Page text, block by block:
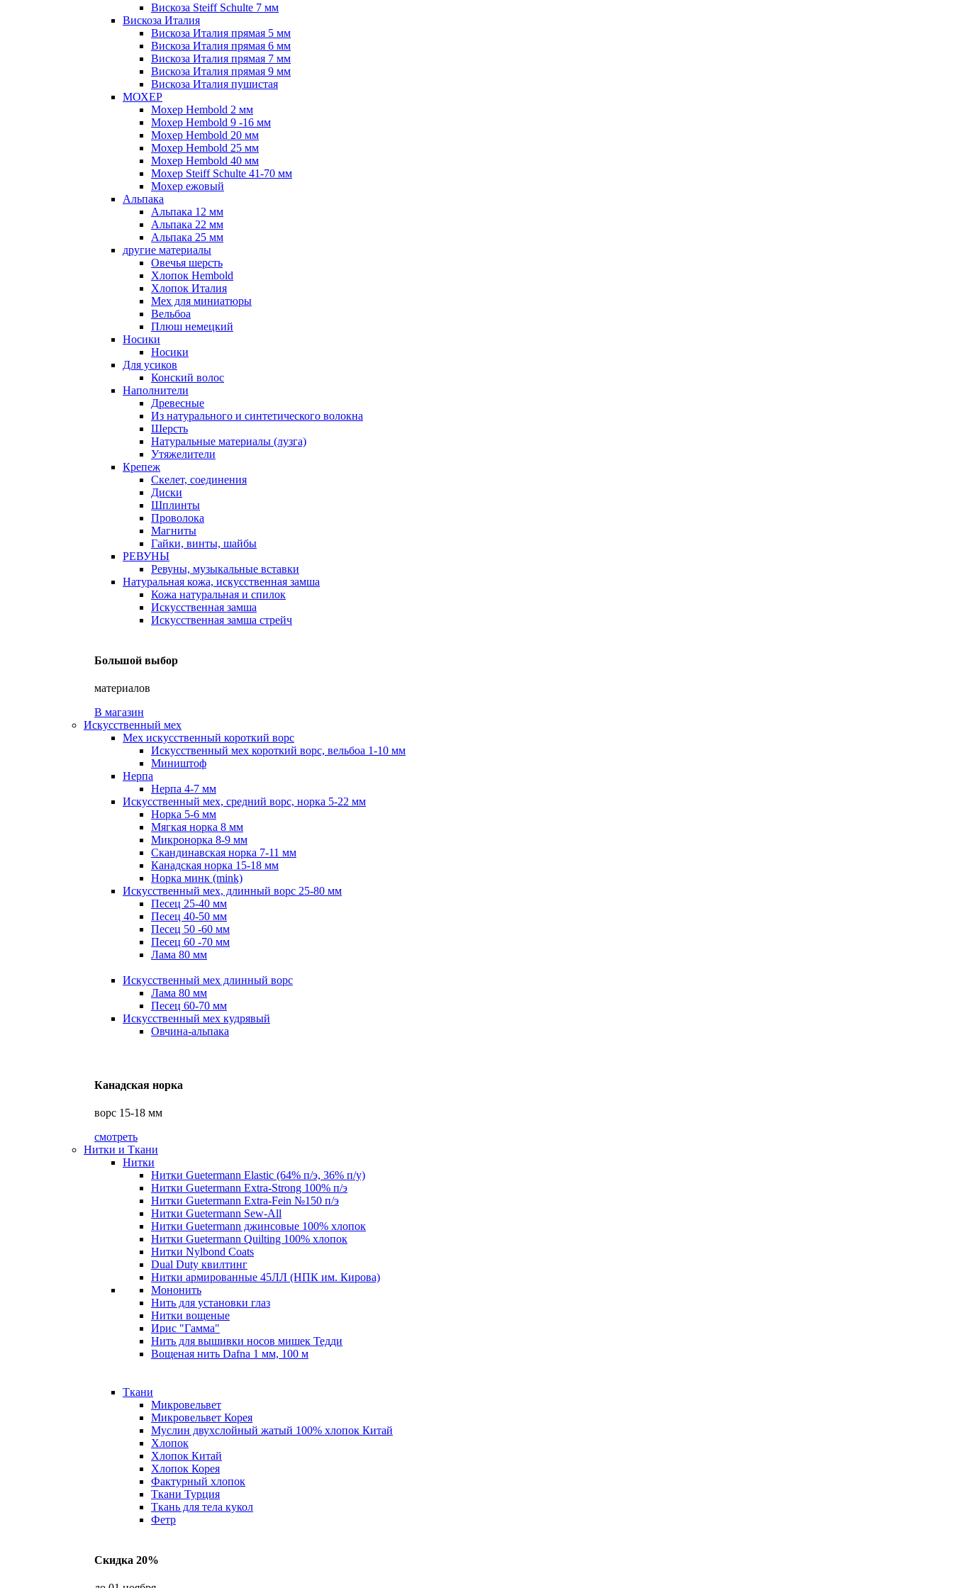
Вискоза Steiff Schulte 7 мм
Вискоза Италия
Вискоза Италия прямая 5 мм
Вискоза Италия прямая 6 мм
Вискоза Италия прямая 7 мм
Вискоза Италия прямая 9 мм
Вискоза Италия пушистая
МОХЕР
Мохер Hembold 2 мм
Мохер Hembold 9 -16 мм
Мохер Hembold 20 мм
Мохер Hembold 25 мм
Мохер Hembold 40 мм
Мохер Steiff Schulte 41-70 мм
Мохер ежовый
Альпака
Альпака 12 мм
Альпака 22 мм
Альпака 25 мм
другие материалы
Овечья шерсть
Хлопок Hembold
Хлопок Италия
Мех для миниатюры
Вельбоа
Плюш немецкий
Носики
Носики
Для усиков
Конский волос
Наполнители
Древесные
Из натурального и синтетического волокна
Шерсть
Натуральные материалы (лузга)
Утяжелители
Крепеж
Скелет, соединения
Диски
Шплинты
Проволока
Магниты
Гайки, винты, шайбы
РЕВУНЫ
Ревуны, музыкальные вставки
Натуральная кожа, искусственная замша
Кожа натуральная и спилок
Искусственная замша
Искусственная замша стрейч
Большой выбор
материалов
В магазин
Искусственный мех
Мех искусственный короткий ворс
Искусственный мех короткий ворс, вельбоа 1-10 мм
Миништоф
Нерпа
Нерпа 4-7 мм
Искусственный мех, средний ворс, норка 5-22 мм
Норка 5-6 мм
Мягкая норка 8 мм
Микронорка 8-9 мм
Скандинавская норка 7-11 мм
Канадская норка 15-18 мм
Норка минк (mink)
Искусственный мех, длинный ворс 25-80 мм
Песец 25-40 мм
Песец 40-50 мм
Песец 50 -60 мм
Песец 60 -70 мм
Лама 80 мм
Искусственный мех длинный ворс
Лама 80 мм
Песец 60-70 мм
Искусственный мех кудрявый
Овчина-альпака
Канадская норка
ворс 15-18 мм
смотреть
Нитки и Ткани
Нитки
Нитки Guetermann Elastic (64% п/э, 36% п/у)
Нитки Guetermann Extra-Strong 100% п/э
Нитки Guetermann Extra-Fein №150 п/э
Нитки Guetermann Sew-All
Нитки Guetermann джинсовые 100% хлопок
Нитки Guetermann Quilting 100% хлопок
Нитки Nylbond Coats
Dual Duty квилтинг
Нитки армированные 45ЛЛ (НПК им. Кирова)
Мононить
Нить для установки глаз
Нитки вощеные
Ирис "Гамма"
Нить для вышивки носов мишек Тедди
Вощеная нить Dafna 1 мм, 100 м
Ткани
Микровельвет
Микровельвет Корея
Муслин двухслойный жатый 100% хлопок Китай
Хлопок
Хлопок Китай
Хлопок Корея
Фактурный хлопок
Ткани Турция
Ткань для тела кукол
Фетр
Скидка 20%